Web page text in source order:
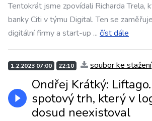
Tentokrát jsme zpovídali Richarda Trela,
banky Citi v týmu Digital. Ten se
digitální firmy a start-up ... číst dále
1.2.2023 07:00 22:10 soubor ke stažení
Ondřej Krátký:
spotový trh, který v
dosud neexistoval